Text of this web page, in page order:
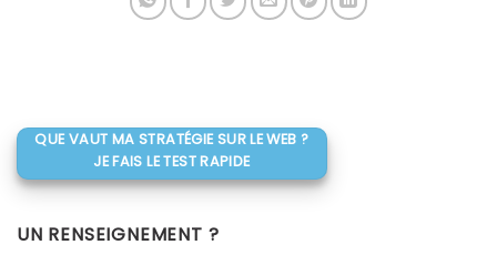
QUE VAUT MA STRATÉGIE SUR LE WEB ?
JE FAIS LE TEST RAPIDE
UN RENSEIGNEMENT ?